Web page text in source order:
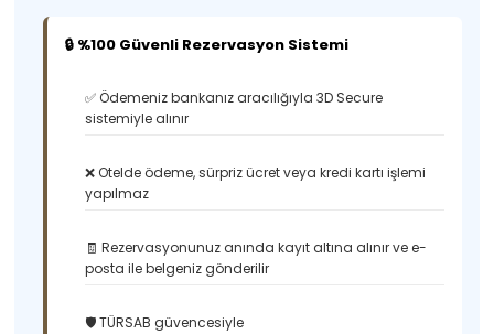
🔒 %100 Güvenli Rezervasyon Sistemi
✅ Ödemeniz bankanız aracılığıyla 3D Secure
sistemiyle alınır
❌ Otelde ödeme, sürpriz ücret veya kredi kartı işlemi
yapılmaz
🧾 Rezervasyonunuz anında kayıt altına alınır ve e-
posta ile belgeniz gönderilir
🛡️ TÜRSAB güvencesiyle